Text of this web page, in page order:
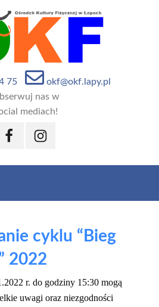
75
okf@okf.lapy.pl
nas w
mediach!
FacebookInstagram
cyklu “Bieg
2022
r. do godziny 15:30 mogą
uwagi oraz niezgodności